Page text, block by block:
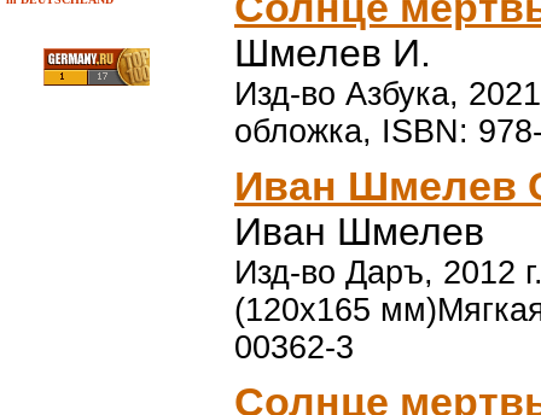
Шмелев И.
Изд-во Азбука,
обложка, ISBN:
Иван Шмелев
Иван Шмелев
Изд-во Даръ, 2012
(120х165
00362-3
Солнце